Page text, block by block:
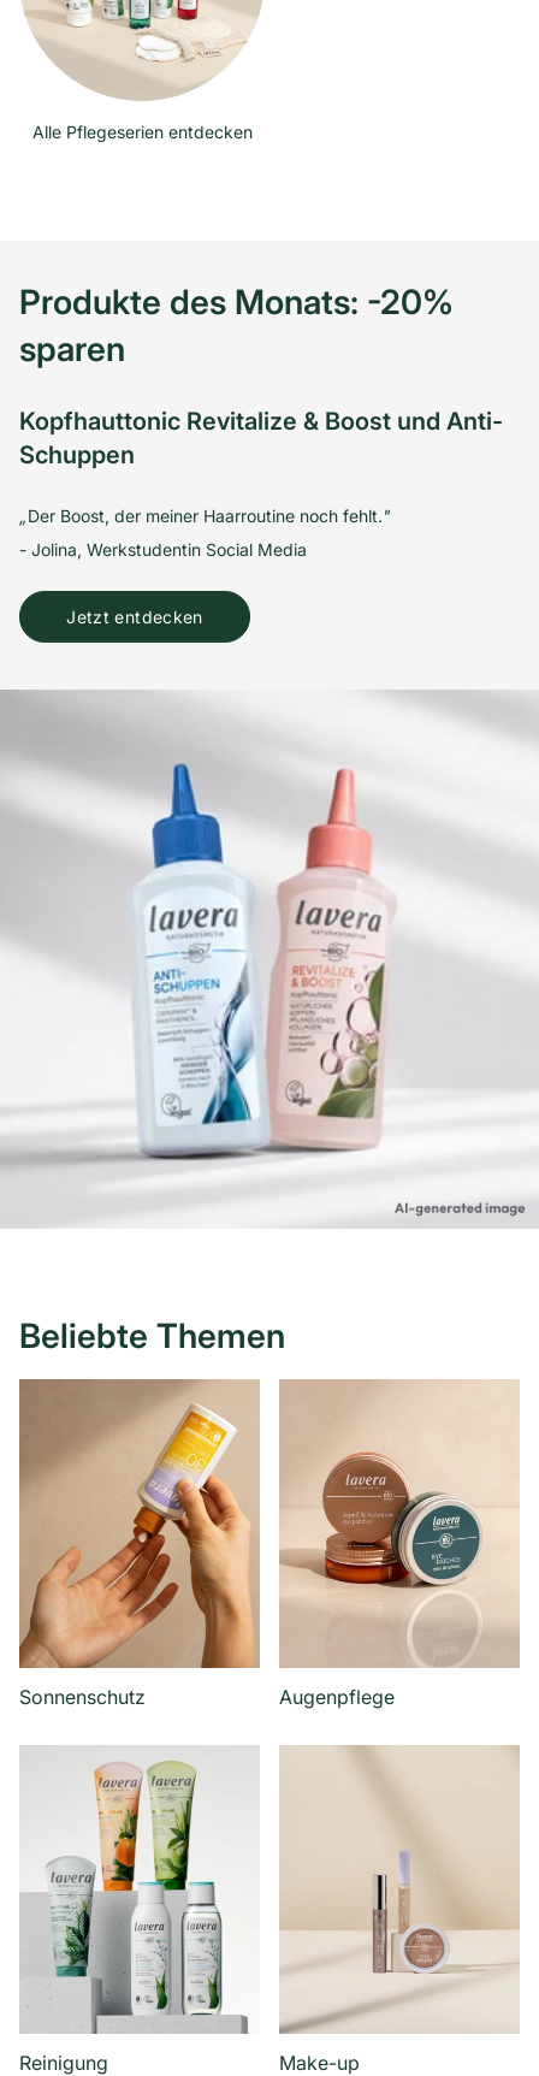
Alle Pflegeserien entdecken
Produkte des Monats: -20%
sparen
Kopfhauttonic Revitalize & Boost und Anti-
Schuppen
„Der Boost, der meiner Haarroutine noch fehlt."
- Jolina, Werkstudentin Social Media
Jetzt entdecken
Beliebte Themen
Sonnenschutz Augenpflege
Reinigung Make-up